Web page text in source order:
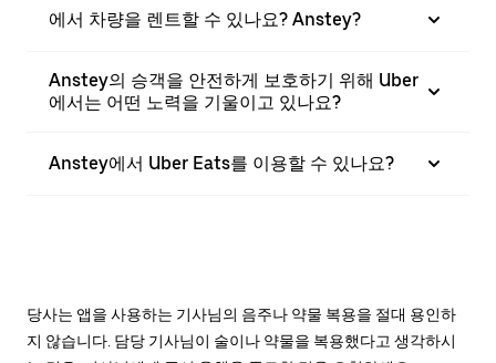
에서 차량을 렌트할 수 있나요? Anstey?
Anstey의 승객을 안전하게 보호하기 위해 Uber
에서는 어떤 노력을 기울이고 있나요?
Anstey에서 Uber Eats를 이용할 수 있나요?
당사는 앱을 사용하는 기사님의 음주나 약물 복용을 절대 용인하
지 않습니다. 담당 기사님이 술이나 약물을 복용했다고 생각하시